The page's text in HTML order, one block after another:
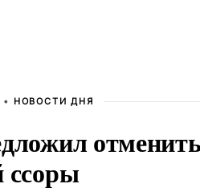
НОВОСТИ ДНЯ
ссоры